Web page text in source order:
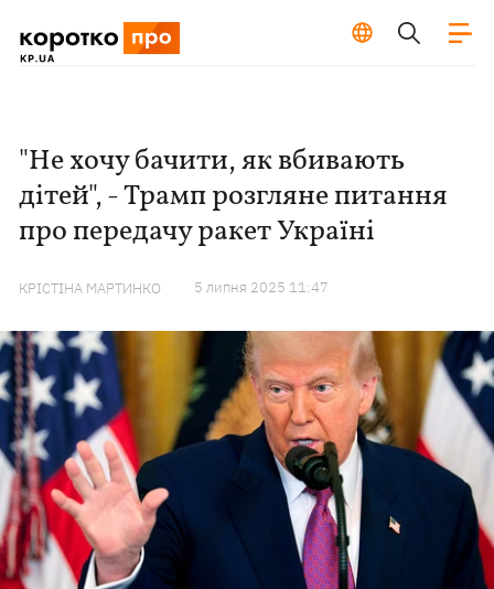
"Не хочу бачити, як вбивають
дітей", - Трамп розгляне питання
про передачу ракет Україні
КРІСТІНА МАРТИНКО 5 липня 2025 11:47